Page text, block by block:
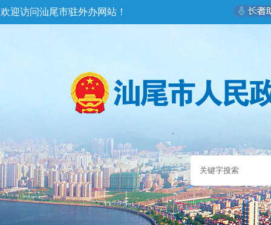
欢迎访问汕尾市驻外办网站！